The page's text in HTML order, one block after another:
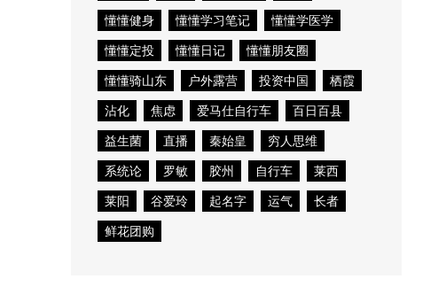
懂懂健身
懂懂学习笔记
懂懂学医学
懂懂定投
懂懂日记
懂懂朋友圈
懂懂骑山东
户外露营 投资中国
栖霞
沾化
焦虑 爱马仕自行车
百日百县
益生菌
直播 秦始皇
穷人思维
系统论
罗敏 胶州 自行车
莱西
莱阳
谷爱玲 起名字 运气
长者
鲜花团购